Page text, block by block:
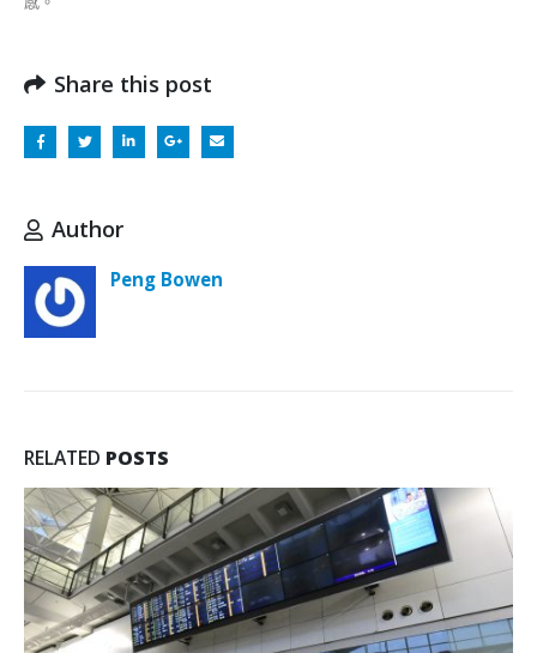
Share this post
Author
Peng Bowen
RELATED POSTS